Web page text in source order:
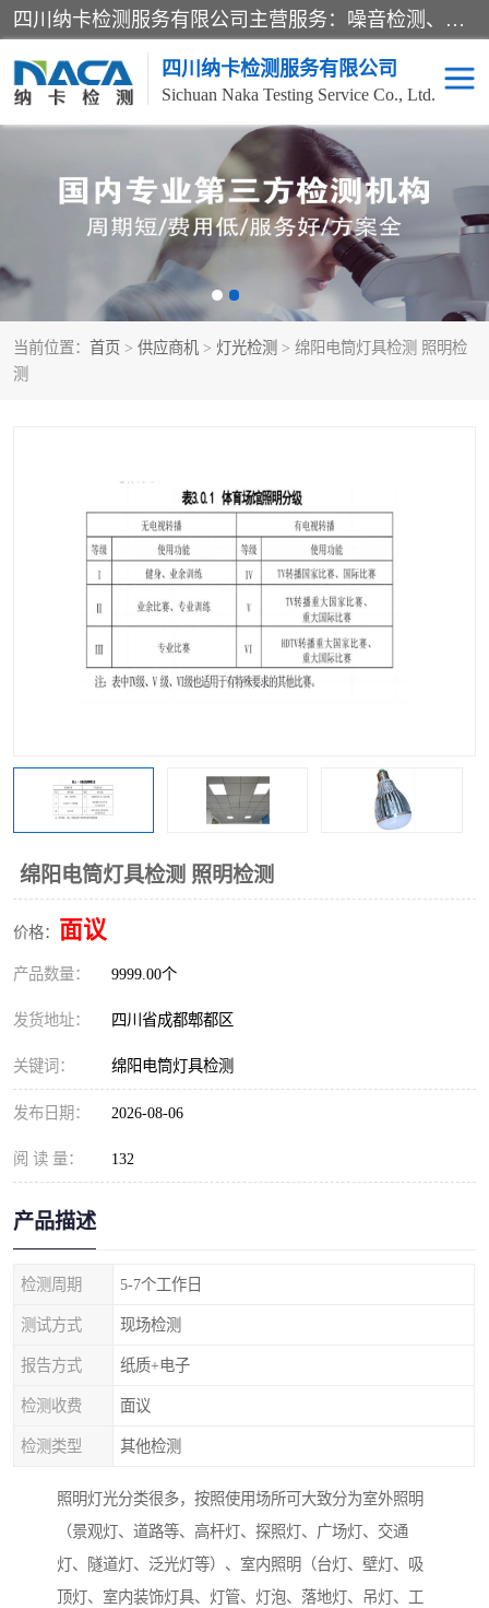
四川纳卡检测服务有限公司主营服务：噪音检测、灯光检测、防护网检测、磁性检测、无损检测、燃烧等级检测；本着严谨、规范的态度严格执行国家现行标准、规范及规程，奉行“科学公正、准确、持续改进、诚信服务”的企业价值和“科学、信誉、服务”的企业宗旨，竭诚为广大客户服务。
四川纳卡检测服务有限公司
Sichuan Naka Testing Service Co., Ltd.
当前位置： 首页 > 供应商机 > 灯光检测 > 绵阳电筒灯具检测 照明检
测
绵阳电筒灯具检测 照明检测
价格： 面议
产品数量： 9999.00个
发货地址： 四川省成都郫都区
关键词： 绵阳电筒灯具检测
发布日期： 2026-08-06
阅 读 量： 132
产品描述
检测周期 5-7个工作日
测试方式 现场检测
报告方式 纸质+电子
检测收费 面议
检测类型 其他检测
照明灯光分类很多，按照使用场所可大致分为室外照明
（景观灯、道路等、高杆灯、探照灯、广场灯、交通
灯、隧道灯、泛光灯等）、室内照明（台灯、壁灯、吸
顶灯、室内装饰灯具、灯管、灯泡、落地灯、吊灯、工
噪音检测 灯光检测
防护网检测 磁性检测
燃烧等级检测
可靠性检测 产品检测